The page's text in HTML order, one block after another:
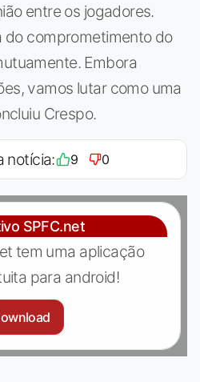
entre os jogadores.
do comprometimento do
Embora
vamos lutar como uma
Crespo.
notícia: 9 0
SPFC.net
tem uma aplicação
para android!